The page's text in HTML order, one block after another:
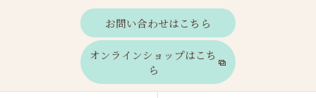
お問い合わせはこちら
オンラインショップはこち
ら